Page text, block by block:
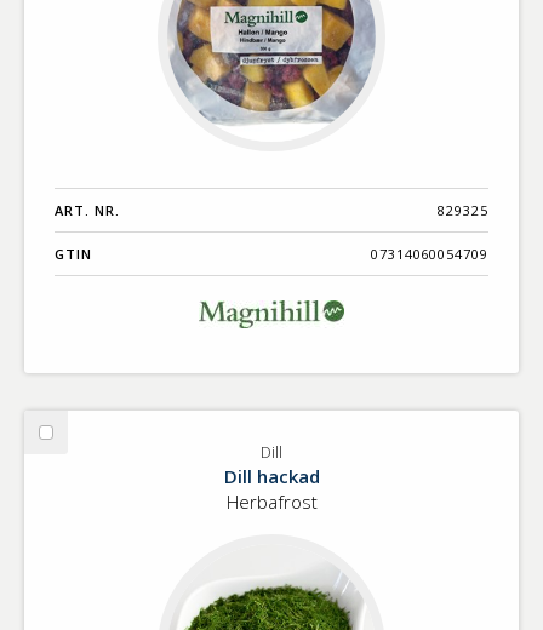
ART. NR. 829325
GTIN 07314060054709
Välj
Dill
Dill hackad
Herbafrost